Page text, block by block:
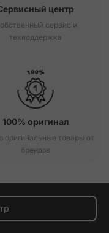
центр
сервис и
техподдержка
100% оригинал
оригинальные товары от
брендов